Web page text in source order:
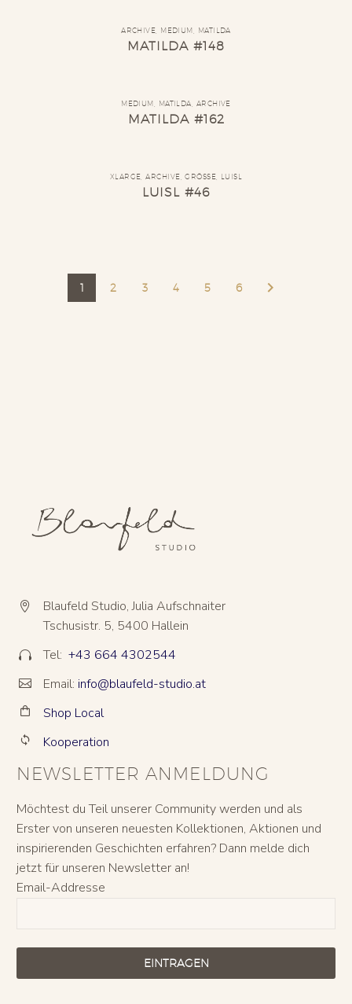
ARCHIVE MEDIUM MATILDA
MATILDA #148
MEDIUM MATILDA ARCHIVE
MATILDA #162
XLARGE ,ARCHIVE ,GRÖSSE LUISL
LUISL #46
1 2 3 4 5 6


Blaufeld Studio, Julia Aufschnaiter
Tschusistr. 5, 5400 Hallein

 Tel: +43 664 4302544

 Email: info@blaufeld-studio.at

 Shop Local

 Kooperation
NEWSLETTER ANMELDUNG
Möchtest du Teil unserer Community werden und als
Erster von unseren neuesten Kollektionen, Aktionen und
inspirierenden Geschichten erfahren? Dann melde dich
jetzt für unseren Newsletter an!
Email-Addresse
EINTRAGEN